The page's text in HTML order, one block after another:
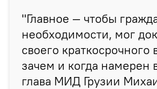
"Главное — чтобы
необходимости, мог
своего краткосрочного
зачем и когда намерен
глава МИД Грузии